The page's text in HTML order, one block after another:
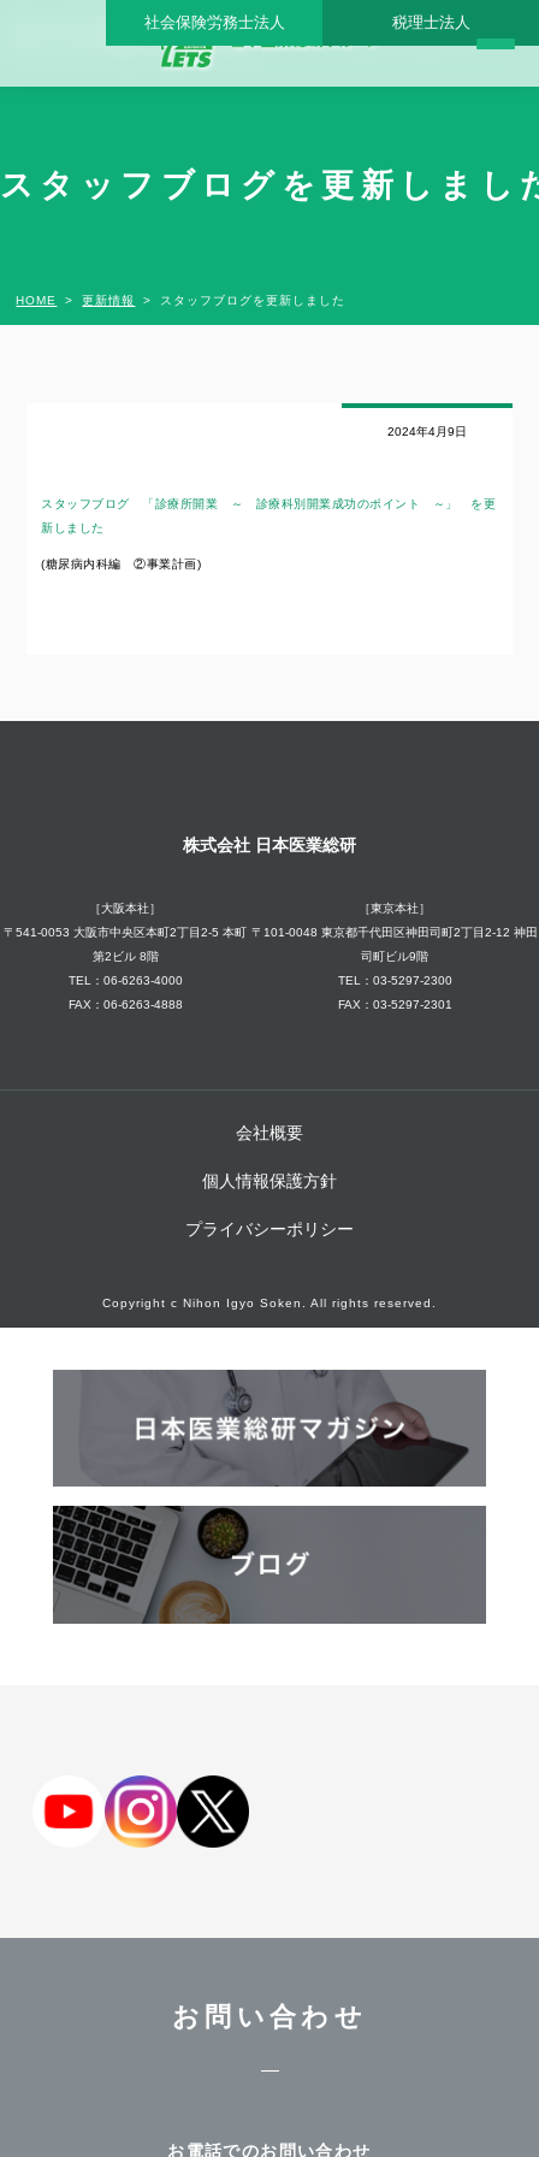
スタッフブログを更新しました - 日本医業総研グループ |日本医業総研｜医院開業・承
社会保険労務士法人 税理士法人
スタッフブログを更新しま
HOME 更新情報 スタッフブログを更新しました
2024年4月9日
スタッフブログ 「診療所開業 ～ 診療科別開業成功のポイント ～」
を更
新しました
(糖尿病内科編 ②事業計画)
株式会社 日本医業総研
［大阪本社］
〒541-0053 大阪市中央区本町2丁目2-5 本町
第2ビル 8階
TEL：06-6263-4000
FAX：06-6263-4888
［東京本社］
〒101-0048 東京都千代田区神田司町2丁目2-12 神田
司町ビル9階
TEL：03-5297-2300
FAX：03-5297-2301
会社概要
個人情報保護方針
プライバシーポリシー
Copyright c Nihon Igyo Soken. All rights reserved.
お問い合わせ
お電話でのお問い合わせ